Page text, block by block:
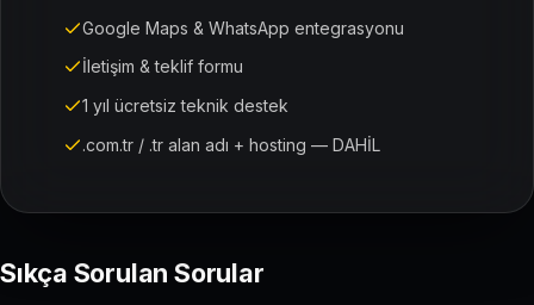
Google Maps & WhatsApp entegrasyonu
İletişim & teklif formu
1 yıl ücretsiz teknik destek
.com.tr / .tr alan adı + hosting — DAHİL
Sıkça Sorulan Sorular